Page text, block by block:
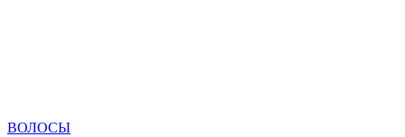
ВОЛОСЫ